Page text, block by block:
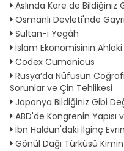
Aslında Kore de Bildiğiniz
Osmanlı Devleti'nde
Sultan-i Yegâh
İslam Ekonomisinin
Codex Cumanicus
Rusya’da Nüfusun
Sorunlar ve Çin Tehlikesi
Japonya Bildiğiniz Gibi
ABD'de Kongrenin Yapısı
İbn Haldun'daki İlginç
Gönül Dağı Türküsü